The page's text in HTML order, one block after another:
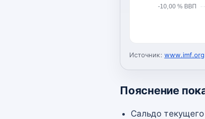
-10,00 % ВВП
Источник: www.imf.org
Пояснение
Сальдо